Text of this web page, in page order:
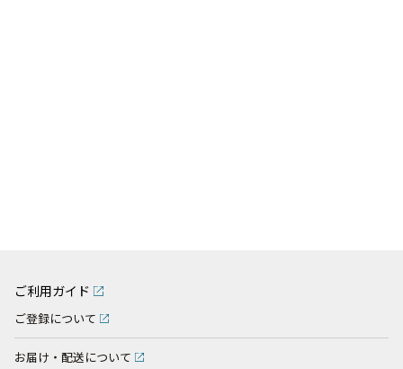
ご利用ガイド
ご登録について
お届け・配送について